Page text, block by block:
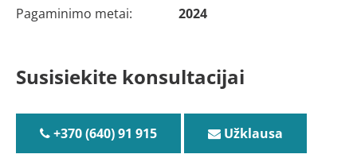
Pagaminimo metai:
2024
Susisiekite konsultacijai
+370 (640) 91 915 Užklausa